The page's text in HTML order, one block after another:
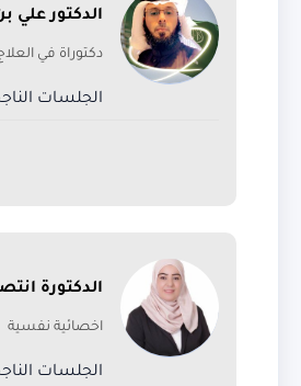
الدكتور علي
دكتوراة في
الجلسات
الدكتورة
اخصائية نفسية
الجلسات